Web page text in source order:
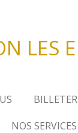
LES
NOS SERVICES